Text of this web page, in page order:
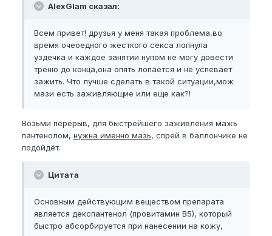
AlexGlam сказал:
Всем привет! друзья у меня такая проблема,во
время очеоедного жесткого секса лопнула
уздечка и каждое занятии нупом не могу довести
треню до конца,она опять лопается и не успевает
зажить. Что лучше сделать в такой ситуации,мож
мази есть заживляющие или еще как?!
Возьми перерыв, для быстрейшего заживления мажь
пантенолом, нужна именно мазь, спрей в баллончике не
подойдёт.
Цитата
Основным действующим веществом препарата
является декспантенол (провитамин В5), который
быстро абсорбируется при нанесении на кожу,